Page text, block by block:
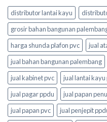
distributor lantai kayu
grosir bahan bangunan
harga shunda plafon pvc
jual
jual bahan bangunan palembang
jual kabinet pvc
jual lantai kayu
jual pagar ppdu
jual papan
jual papan pvc
jual penjepit